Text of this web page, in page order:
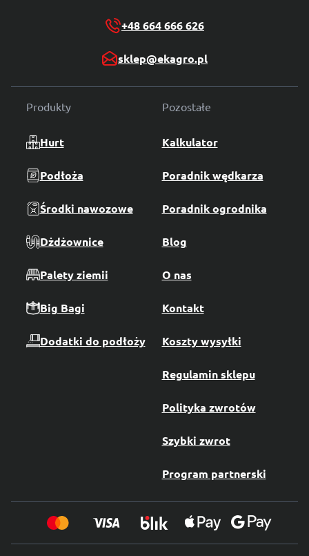
+48 664 666 626
sklep@ekagro.pl
Produkty
Hurt
Podłoża
Środki nawozowe
Dżdżownice
Palety ziemii
Big Bagi
Dodatki do podłoży
Pozostałe
Kalkulator
Poradnik wędkarza
Poradnik ogrodnika
Blog
O nas
Kontakt
Koszty wysyłki
Regulamin sklepu
Polityka zwrotów
Szybki zwrot
Program partnerski